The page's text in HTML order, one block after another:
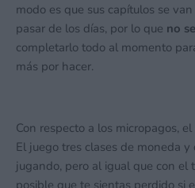
modo es que sus capítulos se
pasar de los días, por lo que no
completarlo todo al momento
más por hacer.
Con respecto a los micropagos,
El juego tres clases de moneda
jugando, pero al igual que con el